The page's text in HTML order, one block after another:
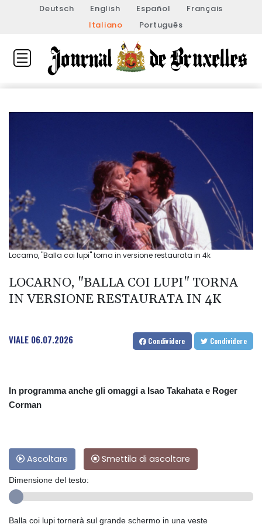
Deutsch English Español
Français
Italiano
Português
Locarno, "Balla coi lupi" torna in versione restaurata in 4k
LOCARNO, "BALLA COI LUPI" TORNA
IN VERSIONE RESTAURATA IN 4K
VIALE 06.07.2026 Condividere Condividere
In programma anche gli omaggi a Isao Takahata e Roger
Corman
Ascoltare Smettila di ascoltare
Dimensione del testo:
Balla coi lupi tornerà sul grande schermo in una veste